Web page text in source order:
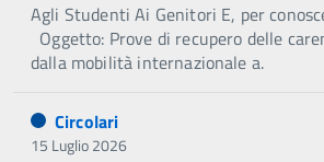
Agli Studenti Ai Genitori E, per
Oggetto: Prove di recupero delle
dalla mobilità internazionale a.
Circolari
15 Luglio 2026